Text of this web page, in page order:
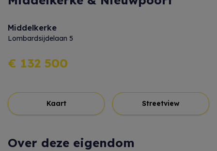
Middelkerke
Lombardsijdelaan 5
€ 132 500
Kaart Streetview
Over deze eigendom